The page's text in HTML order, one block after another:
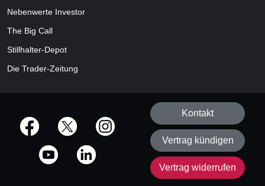
Nebenwerte Investor
The Big Call
Stillhalter-Depot
Die Trader-Zeitung
offizielle Social Media-Accounts
Kontakt
Vertrag kündigen
Vertrag widerrufen